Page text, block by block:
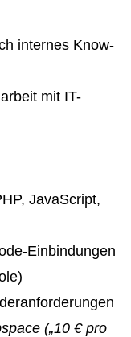
internes Know-
mit IT-
JavaScript,
Einbindungen
(„10 € pro